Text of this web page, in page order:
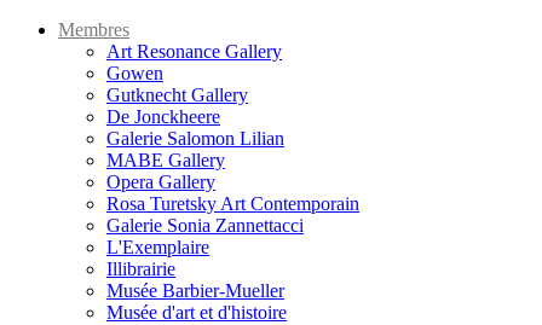
Membres
Art Resonance Gallery
Gowen
Gutknecht Gallery
De Jonckheere
Galerie Salomon Lilian
MABE Gallery
Opera Gallery
Rosa Turetsky Art Contemporain
Galerie Sonia Zannettacci
L'Exemplaire
Illibrairie
Musée Barbier-Mueller
Musée d'art et d'histoire